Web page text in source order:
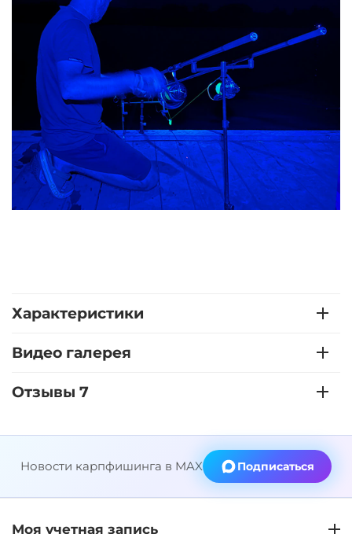
Характеристики
Видео галерея
Отзывы 7
Новости карпфишинга в MAX Подписаться
Моя учетная запись